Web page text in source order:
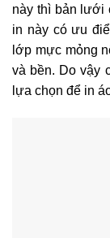
này thì bản lưới
in này có ưu
lớp mực mỏng
và bền. Do vậy
lựa chọn để in